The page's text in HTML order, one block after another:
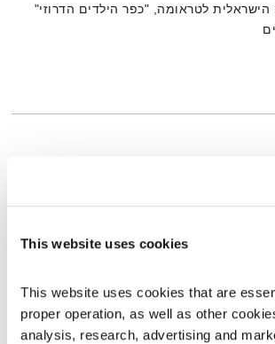
This website uses cookies
This website uses cookies that are
proper operation, as well as other
analysis, research, advertising and
הישראלית לטראומה, "כפר הילדים הדרוזי"